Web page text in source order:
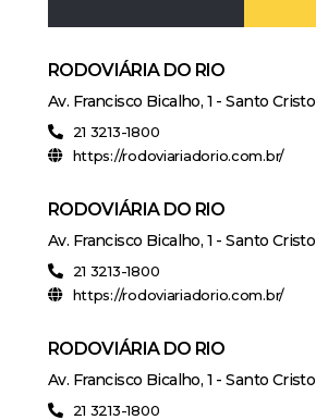
RODOVIÁRIA DO RIO
Av. Francisco Bicalho, 1 - Santo Cristo
21 3213-1800
https://rodoviariadorio.com.br/
RODOVIÁRIA DO RIO
Av. Francisco Bicalho, 1 - Santo Cristo
21 3213-1800
https://rodoviariadorio.com.br/
RODOVIÁRIA DO RIO
Av. Francisco Bicalho, 1 - Santo Cristo
21 3213-1800